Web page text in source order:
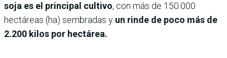
soja es el principal cultivo, con más de 150.000
hectáreas (ha) sembradas y un rinde de poco más de
2.200 kilos por hectárea.